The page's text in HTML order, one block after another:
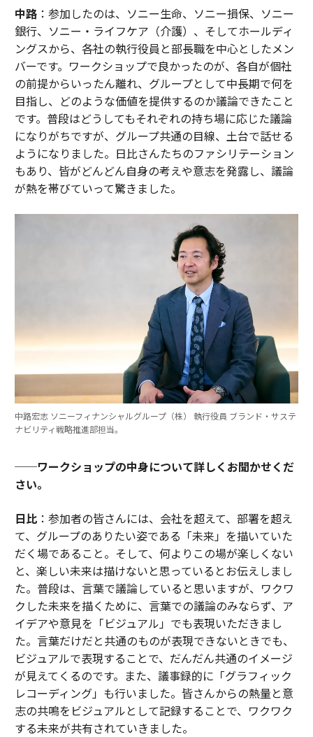
中路：参加したのは、ソニー生命、ソニー損保、ソニー
銀行、ソニー・ライフケア（介護）、そしてホールディ
ングスから、各社の執行役員と部長職を中心としたメン
バーです。ワークショップで良かったのが、各自が個社
の前提からいったん離れ、グループとして中長期で何を
目指し、どのような価値を提供するのか議論できたこと
です。普段はどうしてもそれぞれの持ち場に応じた議論
になりがちですが、グループ共通の目線、土台で話せる
ようになりました。日比さんたちのファシリテーション
もあり、皆がどんどん自身の考えや意志を発露し、議論
が熱を帯びていって驚きました。
中路宏志 ソニーフィナンシャルグループ（株） 執行役員 ブランド・サステ
ナビリティ戦略推進部担当。
──ワークショップの中身について詳しくお聞かせくだ
さい。
日比：参加者の皆さんには、会社を超えて、部署を超え
て、グループのありたい姿である「未来」を描いていた
だく場であること。そして、何よりこの場が楽しくない
と、楽しい未来は描けないと思っているとお伝えしまし
た。普段は、言葉で議論していると思いますが、ワクワ
クした未来を描くために、言葉での議論のみならず、ア
イデアや意見を「ビジュアル」でも表現いただきまし
た。言葉だけだと共通のものが表現できないときでも、
ビジュアルで表現することで、だんだん共通のイメージ
が見えてくるのです。また、議事録的に「グラフィック
レコーディング」も行いました。皆さんからの熱量と意
志の共鳴をビジュアルとして記録することで、ワクワク
する未来が共有されていきました。